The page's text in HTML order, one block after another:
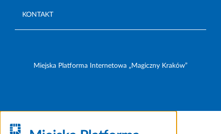
KONTAKT
Miejska Platforma Internetowa „Magiczny Kraków”